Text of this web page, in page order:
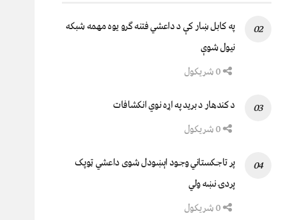
په کابل ښار کې د داعشي فتنه ګرو يوه مهمه شبکه
نيول شوې
د کندهار د برید په اړه نوي انکشافات
پر تاجکستاني وجود اېښودل شوی داعشي ټوپک
پردۍ نښه ولي